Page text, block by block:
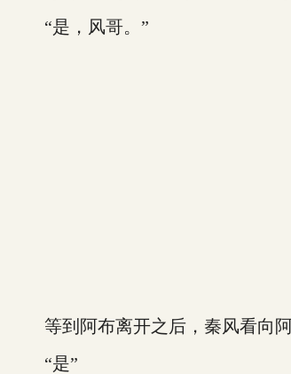
“是，风哥。”
等到阿布离开之后，秦风看向阿
“是”